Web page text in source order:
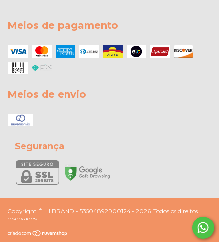
Meios de pagamento
Meios de envio
Segurança
Copyright ÉLLI BRAND - 53504892000124 - 2026. Todos os direitos
reservados.